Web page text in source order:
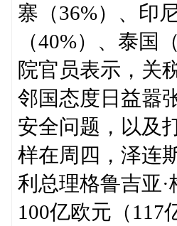
寨（36%）、印
（40%）、泰国
院官员表示，关
邻国态度日益嚣
安全问题，以及
样在周四，泽连
利总理格鲁吉亚
100亿欧元（117